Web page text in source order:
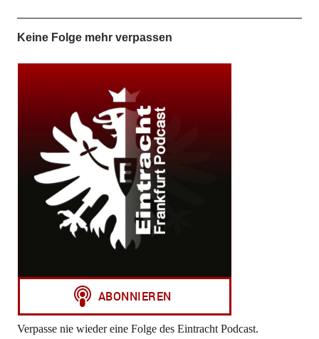
Keine Folge mehr verpassen
Verpasse nie wieder eine Folge des Eintracht Podcast.